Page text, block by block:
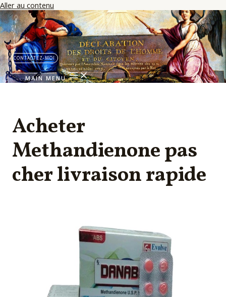
Aller au contenu
CONTACTEZ-MOI
MAIN MENU
Acheter
Methandienone pas
cher livraison rapide